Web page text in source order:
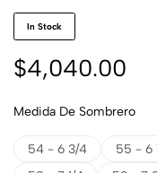
In Stock
$4,040.00
Medida De Sombrero
54 - 6 3/4 55 - 6